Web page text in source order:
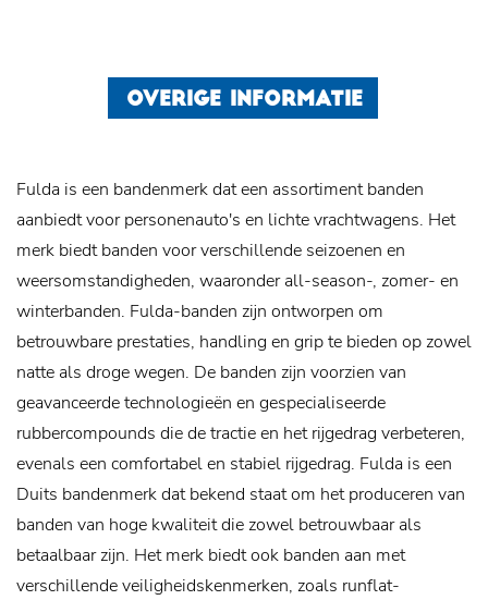
OVERIGE INFORMATIE
Fulda is een bandenmerk dat een assortiment banden
aanbiedt voor personenauto's en lichte vrachtwagens. Het
merk biedt banden voor verschillende seizoenen en
weersomstandigheden, waaronder all-season-, zomer- en
winterbanden. Fulda-banden zijn ontworpen om
betrouwbare prestaties, handling en grip te bieden op zowel
natte als droge wegen. De banden zijn voorzien van
geavanceerde technologieën en gespecialiseerde
rubbercompounds die de tractie en het rijgedrag verbeteren,
evenals een comfortabel en stabiel rijgedrag. Fulda is een
Duits bandenmerk dat bekend staat om het produceren van
banden van hoge kwaliteit die zowel betrouwbaar als
betaalbaar zijn. Het merk biedt ook banden aan met
verschillende veiligheidskenmerken, zoals runflat-